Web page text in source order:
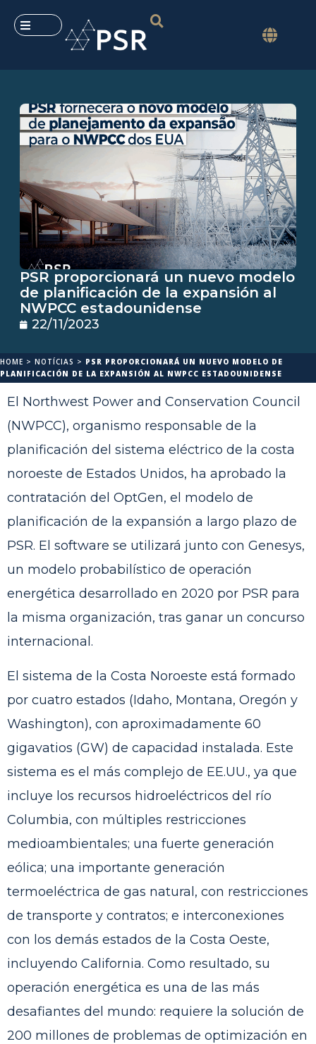
PSR proporcionará un nuevo modelo
de planificación de la expansión al
NWPCC estadounidense
22/11/2023
HOME > NOTÍCIAS > PSR PROPORCIONARÁ UN NUEVO MODELO DE
PLANIFICACIÓN DE LA EXPANSIÓN AL NWPCC ESTADOUNIDENSE
El Northwest Power and Conservation Council
(NWPCC), organismo responsable de la
planificación del sistema eléctrico de la costa
noroeste de Estados Unidos, ha aprobado la
contratación del OptGen, el modelo de
planificación de la expansión a largo plazo de
PSR. El software se utilizará junto con Genesys,
un modelo probabilístico de operación
energética desarrollado en 2020 por PSR para
la misma organización, tras ganar un concurso
internacional.
El sistema de la Costa Noroeste está formado
por cuatro estados (Idaho, Montana, Oregón y
Washington), con aproximadamente 60
gigavatios (GW) de capacidad instalada. Este
sistema es el más complejo de EE.UU., ya que
incluye los recursos hidroeléctricos del río
Columbia, con múltiples restricciones
medioambientales; una fuerte generación
eólica; una importante generación
termoeléctrica de gas natural, con restricciones
de transporte y contratos; e interconexiones
con los demás estados de la Costa Oeste,
incluyendo California. Como resultado, su
operación energética es una de las más
desafiantes del mundo: requiere la solución de
200 millones de problemas de optimización en